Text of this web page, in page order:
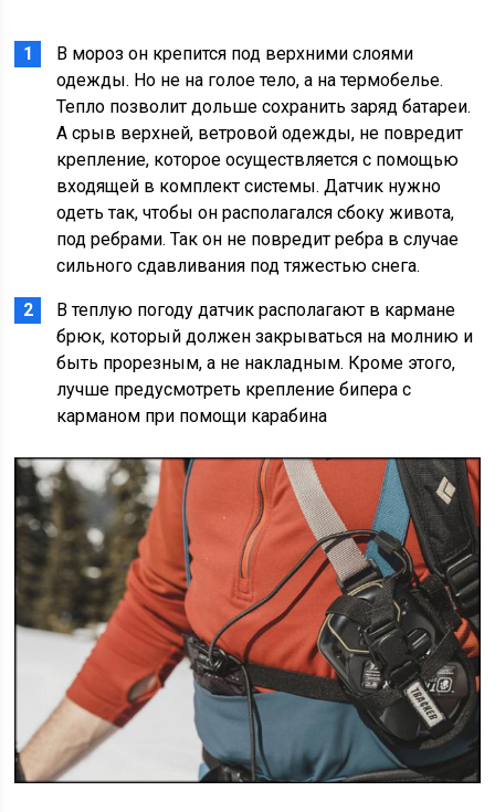
В мороз он крепится под верхними слоями
одежды. Но не на голое тело, а на термобелье.
Тепло позволит дольше сохранить заряд батареи.
А срыв верхней, ветровой одежды, не повредит
крепление, которое осуществляется с помощью
входящей в комплект системы. Датчик нужно
одеть так, чтобы он располагался сбоку живота,
под ребрами. Так он не повредит ребра в случае
сильного сдавливания под тяжестью снега.
В теплую погоду датчик располагают в кармане
брюк, который должен закрываться на молнию и
быть прорезным, а не накладным. Кроме этого,
лучше предусмотреть крепление бипера с
карманом при помощи карабина